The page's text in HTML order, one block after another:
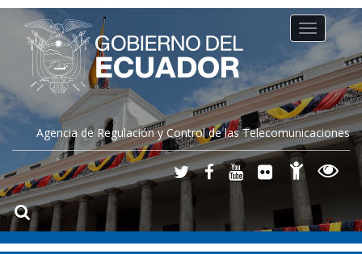
Agencia de Regulación y Control de las Telecomunicaciones
Toggle
navigation